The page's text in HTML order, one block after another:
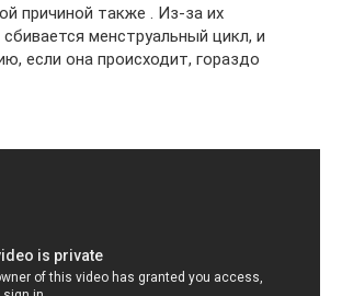
причиной также . Из-за их
менструальный цикл, и
если она происходит, гораздо